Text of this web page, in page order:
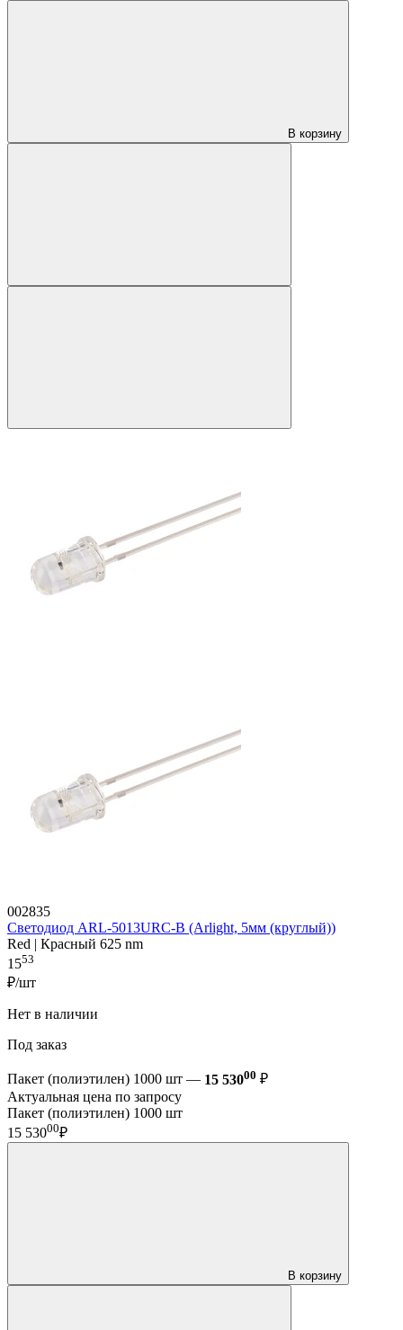
В корзину
002835
Светодиод ARL-5013URC-B (Arlight, 5мм (круглый))
Red | Красный 625 nm
1553
₽/шт
Нет в наличии
Под заказ
Пакет (полиэтилен) 1000 шт — 15 53000 ₽
Актуальная цена по запросу
Пакет (полиэтилен) 1000 шт
15 53000₽
В корзину